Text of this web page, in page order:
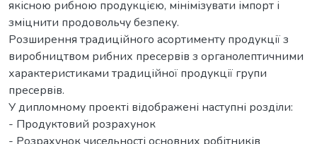
якісною рибною продукцією, мінімізувати імпорт і
зміцнити продовольчу безпеку.
Розширення традиційного асортименту продукції з
виробництвом рибних пресервів з органолептичними
характеристиками традиційної продукції групи
пресервів.
У дипломному проекті відображені наступні розділи:
- Продуктовий розрахунок